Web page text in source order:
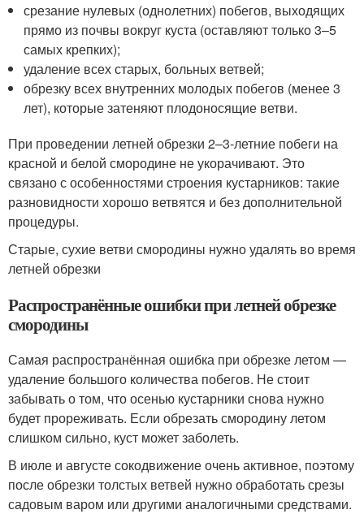
срезание нулевых (однолетних) побегов, выходящих
прямо из почвы вокруг куста (оставляют только 3–5
самых крепких);
удаление всех старых, больных ветвей;
обрезку всех внутренних молодых побегов (менее 3
лет), которые затеняют плодоносящие ветви.
При проведении летней обрезки 2–3-летние побеги на
красной и белой смородине не укорачивают. Это
связано с особенностями строения кустарников: такие
разновидности хорошо ветвятся и без дополнительной
процедуры.
Старые, сухие ветви смородины нужно удалять во время
летней обрезки
Распространённые ошибки при летней обрезке
смородины
Самая распространённая ошибка при обрезке летом —
удаление большого количества побегов. Не стоит
забывать о том, что осенью кустарники снова нужно
будет прореживать. Если обрезать смородину летом
слишком сильно, куст может заболеть.
В июле и августе сокодвижение очень активное, поэтому
после обрезки толстых ветвей нужно обработать срезы
садовым варом или другими аналогичными средствами.